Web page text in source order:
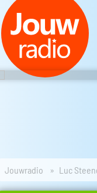
Jouwradio Luc